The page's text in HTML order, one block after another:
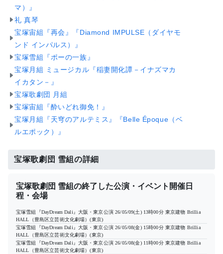
マ）』
礼 真琴
宝塚宙組『再会』『Diamond IMPULSE（ダイヤモ
ンド インパルス）』
宝塚雪組『ポーの一族』
宝塚月組 ミュージカル『稲妻開化譚－イナズマカ
イカタン－』
宝塚歌劇団 月組
宝塚宙組『酔いどれ御免！』
宝塚月組『天穹のアルテミス』『Belle Époque（ベ
ルエポック）』
宝塚歌劇団 雪組の詳細
宝塚歌劇団 雪組の終了した公演・イベント開催日
程・会場
宝塚雪組『DayDream Dali』大阪・東京公演 26/05/09(土) 13時00分 東京建物 Brillia
HALL（豊島区立芸術文化劇場）(東京)
宝塚雪組『DayDream Dali』大阪・東京公演 26/05/08(金) 15時00分 東京建物 Brillia
HALL（豊島区立芸術文化劇場）(東京)
宝塚雪組『DayDream Dali』大阪・東京公演 26/05/08(金) 11時00分 東京建物 Brillia
HALL（豊島区立芸術文化劇場）(東京)